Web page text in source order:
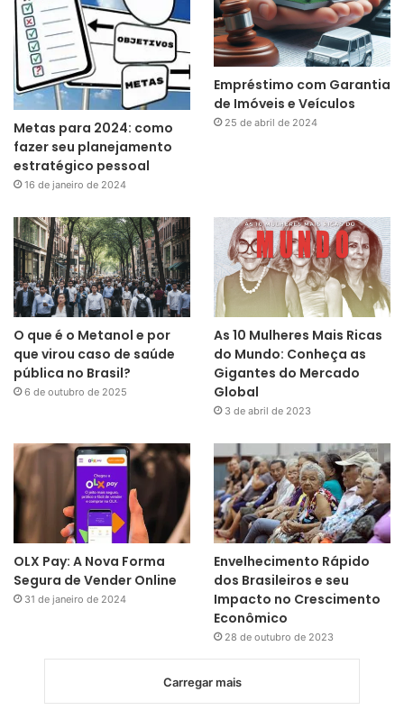
Metas para 2024: como
fazer seu planejamento
estratégico pessoal
16 de janeiro de 2024
Empréstimo com Garantia
de Imóveis e Veículos
25 de abril de 2024
O que é o Metanol e por
que virou caso de saúde
pública no Brasil?
6 de outubro de 2025
As 10 Mulheres Mais Ricas
do Mundo: Conheça as
Gigantes do Mercado
Global
3 de abril de 2023
OLX Pay: A Nova Forma
Segura de Vender Online
31 de janeiro de 2024
Envelhecimento Rápido
dos Brasileiros e seu
Impacto no Crescimento
Econômico
28 de outubro de 2023
Carregar mais